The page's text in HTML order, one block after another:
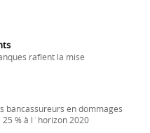
raflent la mise
bancassureurs en dommages
% à l´horizon 2020